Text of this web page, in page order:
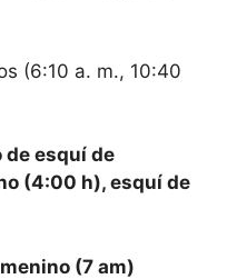
(6:10 a. m., 10:40
de esquí de
(4:00 h), esquí de
(7 am)